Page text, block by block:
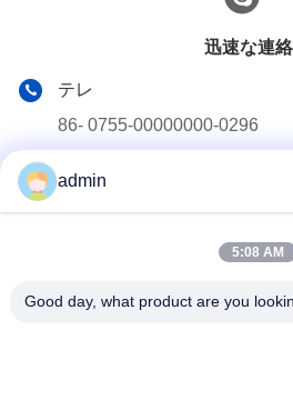
迅速な連絡
テレ
86- 0755-00000000-0296
メール
省
admin
5:08 AM
Good day, what product are you